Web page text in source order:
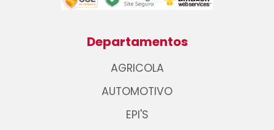
Departamentos
AGRICOLA
AUTOMOTIVO
EPI'S